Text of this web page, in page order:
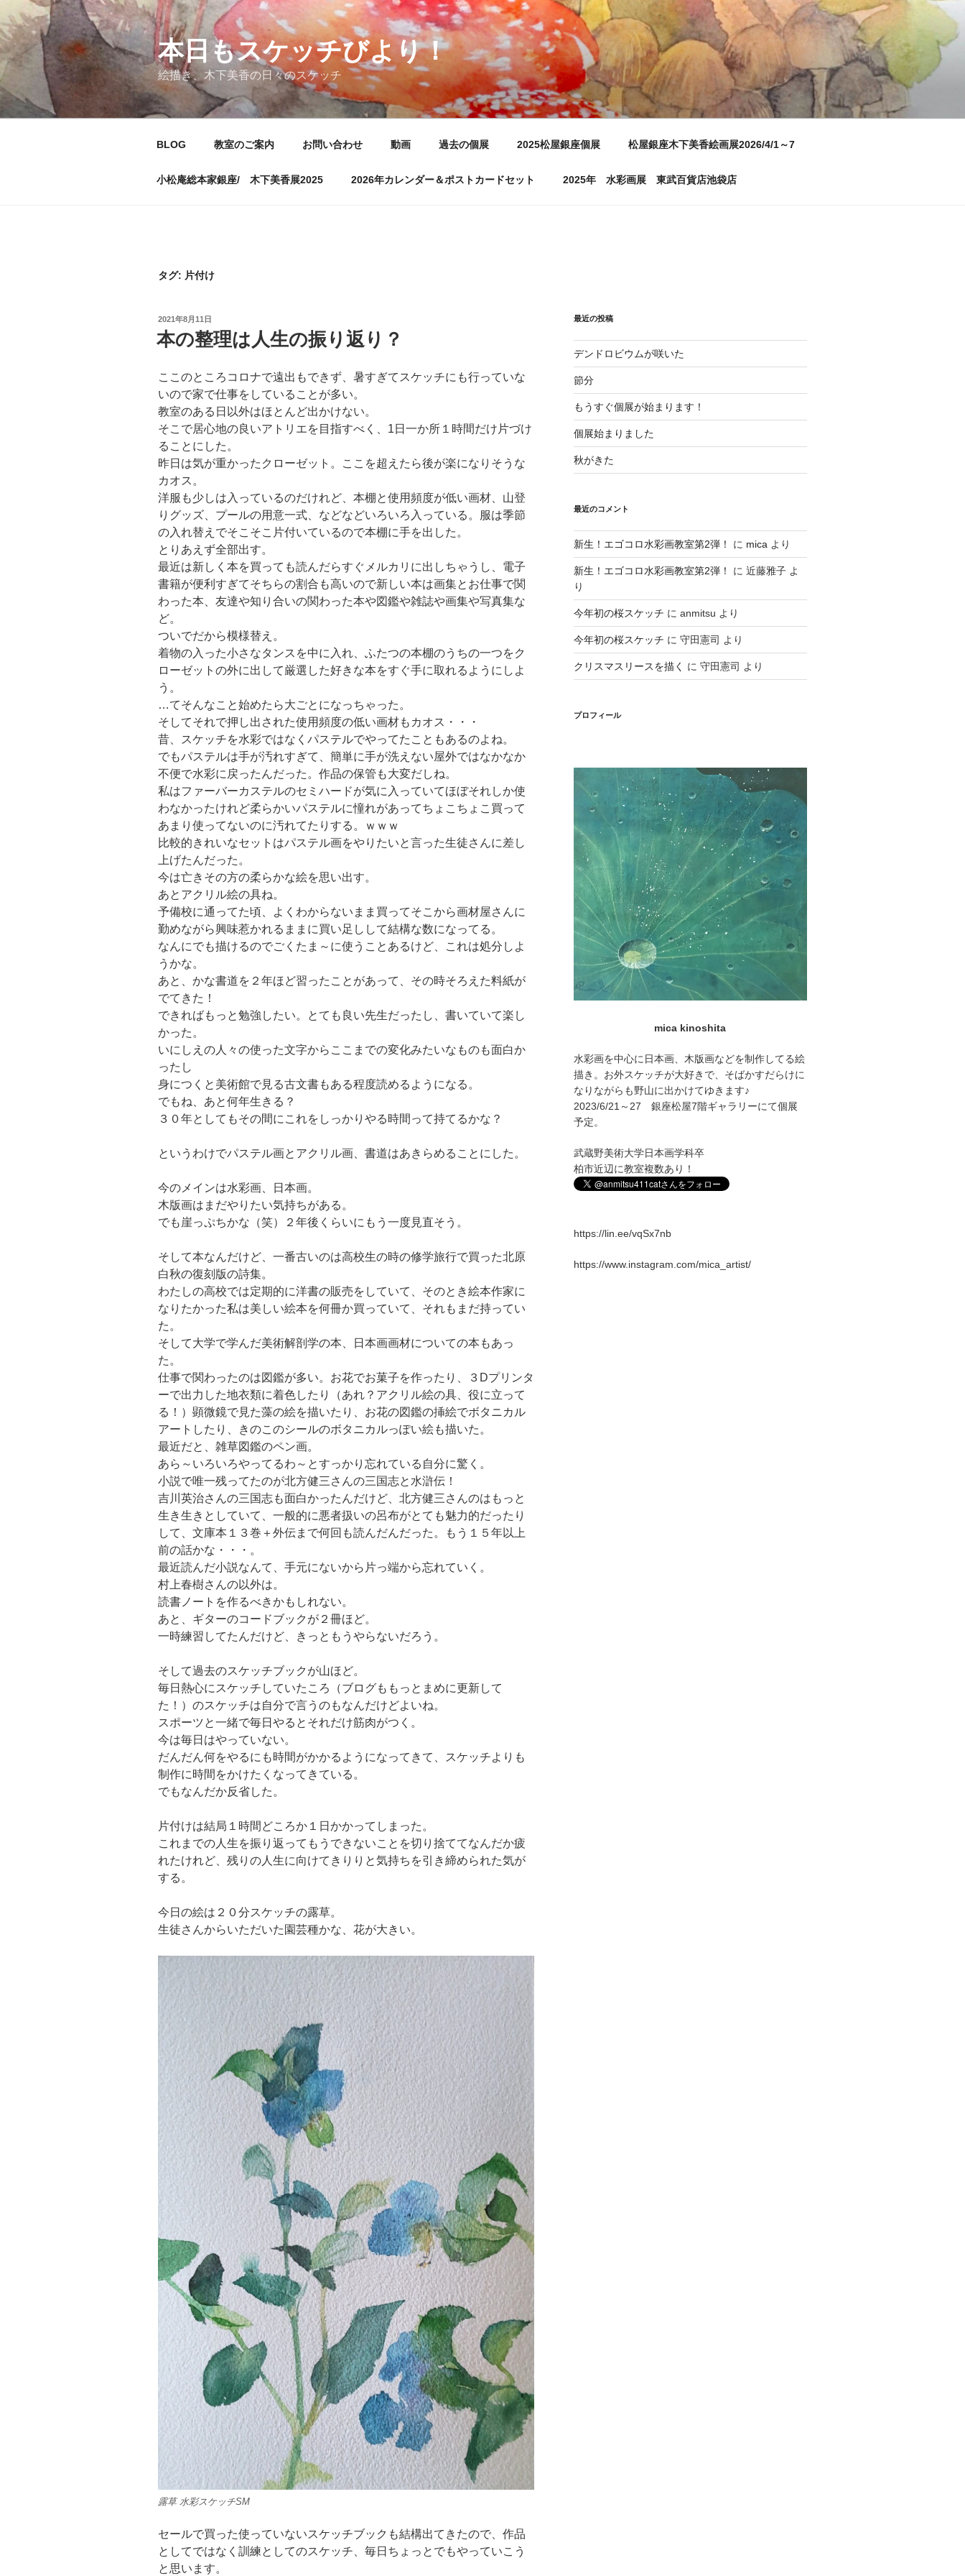
ン
テ
ン
ツ
へ
本日もスケッチびより！
絵描き、木下美香の日々のスケッチ
BLOG 教室のご案内 お問い合わせ 動画 過去の個展 2025松屋銀座個展 松屋銀座木下美香絵画展2026/4/1～7
小松庵総本家銀座/ 木下美香展2025 2026年カレンダー＆ポストカードセット 2025年 水彩画展 東武百貨店池袋店
タグ: 片付け
投
稿
日:
2021年8月11日
本の整理は人生の振り返り？
ここのところコロナで遠出もできず、暑すぎてスケッチにも行っていな
いので家で仕事をしていることが多い。
教室のある日以外はほとんど出かけない。
そこで居心地の良いアトリエを目指すべく、1日一か所１時間だけ片づけ
ることにした。
昨日は気が重かったクローゼット。ここを超えたら後が楽になりそうな
カオス。
洋服も少しは入っているのだけれど、本棚と使用頻度が低い画材、山登
りグッズ、プールの用意一式、などなどいろいろ入っている。服は季節
の入れ替えでそこそこ片付いているので本棚に手を出した。
とりあえず全部出す。
最近は新しく本を買っても読んだらすぐメルカリに出しちゃうし、電子
書籍が便利すぎてそちらの割合も高いので新しい本は画集とお仕事で関
わった本、友達や知り合いの関わった本や図鑑や雑誌や画集や写真集な
ど。
ついでだから模様替え。
着物の入った小さなタンスを中に入れ、ふたつの本棚のうちの一つをク
ローゼットの外に出して厳選した好きな本をすぐ手に取れるようにしよ
う。
…てそんなこと始めたら大ごとになっちゃった。
そしてそれで押し出された使用頻度の低い画材もカオス・・・
昔、スケッチを水彩ではなくパステルでやってたこともあるのよね。
でもパステルは手が汚れすぎて、簡単に手が洗えない屋外ではなかなか
不便で水彩に戻ったんだった。作品の保管も大変だしね。
私はファーバーカステルのセミハードが気に入っていてほぼそれしか使
わなかったけれど柔らかいパステルに憧れがあってちょこちょこ買って
あまり使ってないのに汚れてたりする。ｗｗｗ
比較的きれいなセットはパステル画をやりたいと言った生徒さんに差し
上げたんだった。
今は亡きその方の柔らかな絵を思い出す。
あとアクリル絵の具ね。
予備校に通ってた頃、よくわからないまま買ってそこから画材屋さんに
勤めながら興味惹かれるままに買い足しして結構な数になってる。
なんにでも描けるのでごくたま～に使うことあるけど、これは処分しよ
うかな。
あと、かな書道を２年ほど習ったことがあって、その時そろえた料紙が
でてきた！
できればもっと勉強したい。とても良い先生だったし、書いていて楽し
かった。
いにしえの人々の使った文字からここまでの変化みたいなものも面白か
ったし
身につくと美術館で見る古文書もある程度読めるようになる。
でもね、あと何年生きる？
３０年としてもその間にこれをしっかりやる時間って持てるかな？
というわけでパステル画とアクリル画、書道はあきらめることにした。
今のメインは水彩画、日本画。
木版画はまだやりたい気持ちがある。
でも崖っぷちかな（笑）２年後くらいにもう一度見直そう。
そして本なんだけど、一番古いのは高校生の時の修学旅行で買った北原
白秋の復刻版の詩集。
わたしの高校では定期的に洋書の販売をしていて、そのとき絵本作家に
なりたかった私は美しい絵本を何冊か買っていて、それもまだ持ってい
た。
そして大学で学んだ美術解剖学の本、日本画画材についての本もあっ
た。
仕事で関わったのは図鑑が多い。お花でお菓子を作ったり、３Dプリンタ
ーで出力した地衣類に着色したり（あれ？アクリル絵の具、役に立って
る！）顕微鏡で見た藻の絵を描いたり、お花の図鑑の挿絵でボタニカル
アートしたり、きのこのシールのボタニカルっぽい絵も描いた。
最近だと、雑草図鑑のペン画。
あら～いろいろやってるわ～とすっかり忘れている自分に驚く。
小説で唯一残ってたのが北方健三さんの三国志と水滸伝！
吉川英治さんの三国志も面白かったんだけど、北方健三さんのはもっと
生き生きとしていて、一般的に悪者扱いの呂布がとても魅力的だったり
して、文庫本１３巻＋外伝まで何回も読んだんだった。もう１５年以上
前の話かな・・・。
最近読んだ小説なんて、手元にないから片っ端から忘れていく。
村上春樹さんの以外は。
読書ノートを作るべきかもしれない。
あと、ギターのコードブックが２冊ほど。
一時練習してたんだけど、きっともうやらないだろう。
そして過去のスケッチブックが山ほど。
毎日熱心にスケッチしていたころ（ブログももっとまめに更新して
た！）のスケッチは自分で言うのもなんだけどよいね。
スポーツと一緒で毎日やるとそれだけ筋肉がつく。
今は毎日はやっていない。
だんだん何をやるにも時間がかかるようになってきて、スケッチよりも
制作に時間をかけたくなってきている。
でもなんだか反省した。
片付けは結局１時間どころか１日かかってしまった。
これまでの人生を振り返ってもうできないことを切り捨ててなんだか疲
れたけれど、残りの人生に向けてきりりと気持ちを引き締められた気が
する。
今日の絵は２０分スケッチの露草。
生徒さんからいただいた園芸種かな、花が大きい。
露草 水彩スケッチSM
セールで買った使っていないスケッチブックも結構出てきたので、作品
としてではなく訓練としてのスケッチ、毎日ちょっとでもやっていこう
と思います。
最近の投稿
デンドロビウムが咲いた
節分
もうすぐ個展が始まります！
個展始まりました
秋がきた
最近のコメント
新生！エゴコロ水彩画教室第2弾！ に mica より
新生！エゴコロ水彩画教室第2弾！ に 近藤雅子よ
り
今年初の桜スケッチ に anmitsu より
今年初の桜スケッチ に 守田憲司 より
クリスマスリースを描く に 守田憲司 より
プロフィール
mica kinoshita
水彩画を中心に日本画、木版画などを制作してる絵
描き。お外スケッチが大好きで、そばかすだらけに
なりながらも野山に出かけてゆきます♪
2023/6/21～27 銀座松屋7階ギャラリーにて個展
予定。
武蔵野美術大学日本画学科卒
柏市近辺に教室複数あり！
https://lin.ee/vqSx7nb
https://www.instagram.com/mica_artist/